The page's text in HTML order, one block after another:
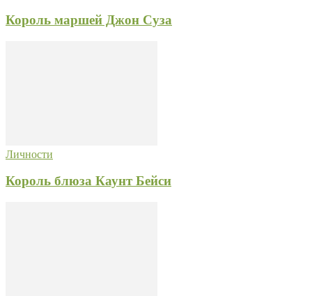
Король маршей Джон Суза
Личности
Король блюза Каунт Бейси